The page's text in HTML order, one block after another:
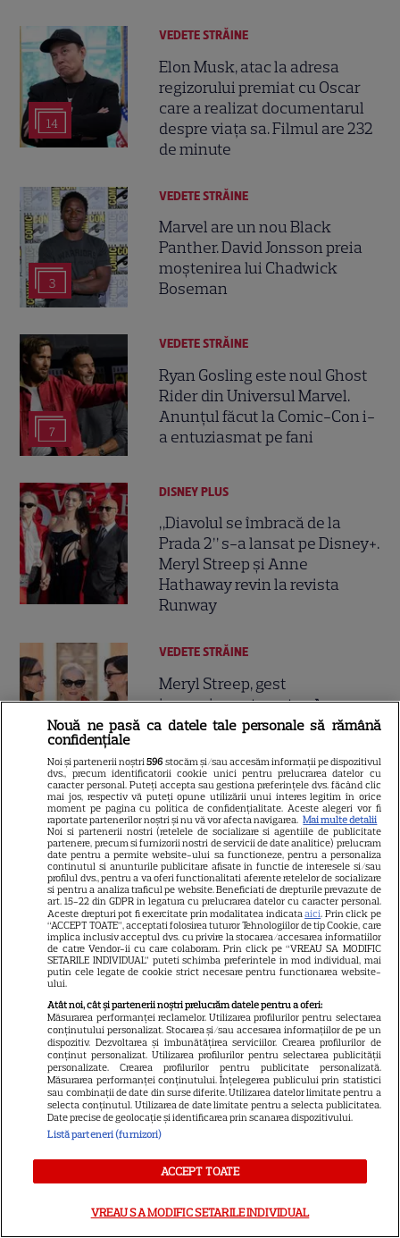
14
VEDETE STRĂINE
Elon Musk, atac la adresa
regizorului premiat cu Oscar
care a realizat documentarul
despre viața sa. Filmul are 232
de minute
3
VEDETE STRĂINE
Marvel are un nou Black
Panther. David Jonsson preia
moștenirea lui Chadwick
Boseman
7
VEDETE STRĂINE
Ryan Gosling este noul Ghost
Rider din Universul Marvel.
Anunțul făcut la Comic-Con i-
a entuziasmat pe fani
DISNEY PLUS
„Diavolul se îmbracă de la
Prada 2” s-a lansat pe Disney+.
Meryl Streep și Anne
Hathaway revin la revista
Runway
9
VEDETE STRĂINE
Meryl Streep, gest
impresionant pentru Anne
Hathaway și Emily Blunt la
Prada 2”. Ce salarii ar fi primit
actrițele
ŞTIRI
13
VEDETE ROMÂNEŞTI
despre iubirea cu Valentin
Butnaru: „Mă ține pe linia de
plutire când lucrurile devin
dificile”
VEDETE STRĂINE
neuitat cu gemenii Max și
Emme înainte de plecarea la
facultate. Imagini rare din
Nouă ne pasă ca datele tale personale să rămână
confidențiale
Noi și partenerii noștri596 stocăm și/sau accesăm informații pe dispozitivul
dvs., precum identificatorii cookie unici pentru prelucrarea datelor cu
caracter personal. Puteți accepta sau gestiona preferințele dvs. făcând clic
mai jos, respectiv vă puteți opune utilizării unui interes legitim în orice
moment pe pagina cu politica de confidențialitate. Aceste alegeri vor fi
raportate partenerilor noștri și nu vă vor afecta navigarea. Mai multe detalii
Noi si partenerii nostri (retelele de socializare si agentiile de publicitate
partenere, precum si furnizorii nostri de servicii de date analitice) prelucram
date pentru a permite website-ului sa functioneze, pentru a personaliza
continutul si anunturile publicitare afisate in functie de interesele si/sau
profilul dvs., pentru a va oferi functionalitati aferente retelelor de socializare
si pentru a analiza traficul pe website. Beneficiati de drepturile prevazute de
art. 15-22 din GDPR in legatura cu prelucrarea datelor cu caracter personal.
Aceste drepturi pot fi exercitate prin modalitatea indicataaici. Prin click pe
“ACCEPT TOATE”, acceptati folosirea tuturor Tehnologiilor de tip Cookie, care
implica inclusiv acceptul dvs. cu privire la stocarea/accesarea informatiilor
de catre Vendor-ii cu care colaboram. Prin click pe “VREAU SA MODIFIC
SETARILE INDIVIDUAL” puteti schimba preferintele in mod individual, mai
putin cele legate de cookie strict necesare pentru functionarea website-
ului.
Atât noi, cât și partenerii noștri prelucrăm datele pentru a oferi:
Măsurarea performanței reclamelor. Utilizarea profilurilor pentru selectarea
conținutului personalizat. Stocarea și/sau accesarea informațiilor de pe un
dispozitiv. Dezvoltarea și îmbunătățirea serviciilor. Crearea profilurilor de
conținut personalizat. Utilizarea profilurilor pentru selectarea publicității
personalizate. Crearea profilurilor pentru publicitate personalizată.
Măsurarea performanței conținutului. Înțelegerea publicului prin statistici
sau combinații de date din surse diferite. Utilizarea datelor limitate pentru a
selecta conținutul. Utilizarea de date limitate pentru a selecta publicitatea.
Date precise de geolocație și identificarea prin scanarea dispozitivului.
Listă parteneri (furnizori)
ACCEPT TOATE
VREAU SA MODIFIC SETARILE INDIVIDUAL